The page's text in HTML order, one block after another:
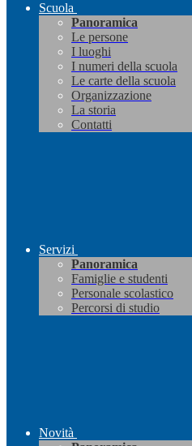
Scuola
Panoramica
Le persone
I luoghi
I numeri della scuola
Le carte della scuola
Organizzazione
La storia
Contatti
Servizi
Panoramica
Famiglie e studenti
Personale scolastico
Percorsi di studio
Novità